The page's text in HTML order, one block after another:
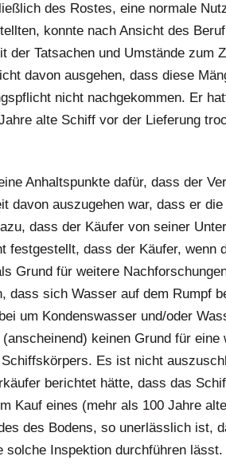
des Rostes, eine normale
konnte nach Ansicht des
der Tatsachen und Umstände zum
davon ausgehen, dass diese
nicht nachgekommen. Er
alte Schiff vor der Lieferung
Anhaltspunkte dafür, dass der
davon auszugehen war, dass er
dass der Käufer von seiner
festgestellt, dass der Käufer, wenn
Grund für weitere
dass sich Wasser auf dem Rumpf
um Kondenswasser und/oder
keinen Grund für eine
Es ist nicht
berichtet hätte, dass das
Kauf eines (mehr als 100 Jahre
des Bodens, so unerlässlich ist,
Inspektion durchführen